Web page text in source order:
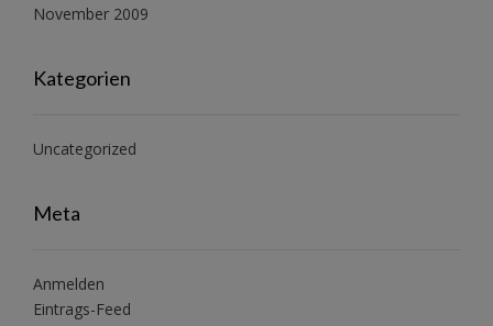
November 2009
Kategorien
Uncategorized
Meta
Anmelden
Eintrags-Feed